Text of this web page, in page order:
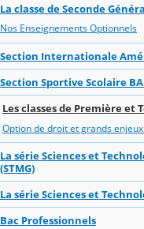
La classe de Seconde
Nos Enseignements Optionnels
Section Internationale
Section Sportive Scolaire
Les classes de Première et
Option de droit et grands
La série Sciences et
(STMG)
La série Sciences et
Bac Professionnels